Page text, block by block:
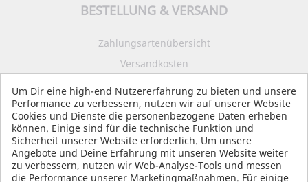
BESTELLUNG & VERSAND
Zahlungsartenübersicht
Versandkosten
Impressum
Datenschutz
AGB
Um Dir eine high-end Nutzererfahrung zu bieten und unsere
Performance zu verbessern, nutzen wir auf unserer Website
Cookies und Dienste die personenbezogene Daten erheben
können. Einige sind für die technische Funktion und
Sicherheit unserer Website erforderlich. Um unsere
Angebote und Deine Erfahrung mit unseren Website weiter
zu verbessern, nutzen wir Web-Analyse-Tools und messen
die Performance unserer Marketingmaßnahmen. Für einige